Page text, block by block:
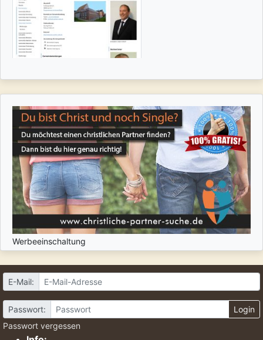
Werbeeinschaltung
E-Mail:
Passwort:
Login
Passwort vergessen